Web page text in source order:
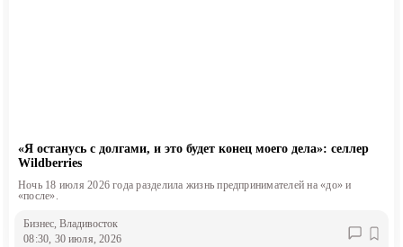
«Я останусь с долгами, и это будет конец моего дела»: селлер
Wildberries
Ночь 18 июля 2026 года разделила жизнь предпринимателей на «до» и
«после».
Бизнес, Владивосток
08:30, 30 июля, 2026